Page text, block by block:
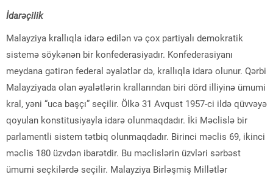
İdarəçilik
Malayziya krallıqla idarə edilən və çox partiyalı demokratik
sistemə söykənən bir konfederasiyadır. Konfederasiyanı
meydana gətirən federal əyalətlər də, krallıqla idarə olunur. Qərbi
Malayziyada olan əyalətlərin krallarından biri dörd illiyinə ümumi
kral, yəni “uca başçı” seçilir. Ölkə 31 Avqust 1957-ci ildə qüvvəyə
qoyulan konstitusiyayla idarə olunmaqdadır. İki Məclislə bir
parlamentli sistem tətbiq olunmaqdadır. Birinci məclis 69, ikinci
məclis 180 üzvdən ibarətdir. Bu məclislərin üzvləri sərbəst
ümumi seçkilərdə seçilir. Malayziya Birləşmiş Millətlər